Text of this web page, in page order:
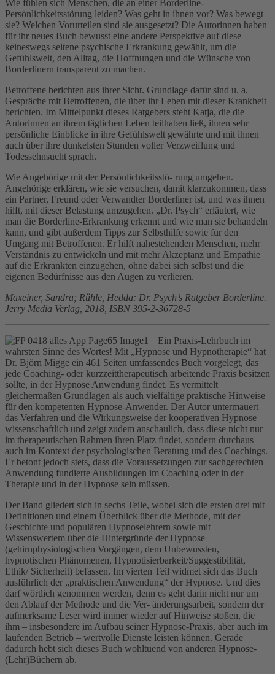
Wie fühlen sich Menschen, die an einer Borderline-
Persönlichkeitsstörung leiden? Was geht in ihnen vor? Was bewegt
sie? Welchen Vorurteilen sind sie ausgesetzt? Die Autorinnen haben
für ihr neues Buch bewusst eine andere Perspektive auf diese
keineswegs seltene psychische Erkrankung gewählt, um die
Gefühlswelt, den Alltag, die Hoffnungen und die Wünsche von
Borderlinern transparent zu machen.
Betroffene berichten aus ihrer Sicht. Grundlage dafür sind u. a.
Gespräche mit Betroffenen, die über ihr Leben mit dieser Krankheit
berichten. Im Mittelpunkt dieses Ratgebers steht Katja, die die
Autorinnen an ihrem täglichen Leben teilhaben ließ, ihnen sehr
persönliche Einblicke in ihre Gefühlswelt gewährte und mit ihnen
auch über ihre dunkelsten Stunden voller Verzweiflung und
Todessehnsucht sprach.
Wie Angehörige mit der Persönlichkeitsstö- rung umgehen.
Angehörige erklären, wie sie versuchen, damit klarzukommen, dass
ein Partner, Freund oder Verwandter Borderliner ist, und was ihnen
hilft, mit dieser Belastung umzugehen. „Dr. Psych“ erläutert, wie
man die Borderline-Erkrankung erkennt und wie man sie behandeln
kann, und gibt außerdem Tipps zur Selbsthilfe sowie für den
Umgang mit Betroffenen. Er hilft nahestehenden Menschen, mehr
Verständnis zu entwickeln und mit mehr Akzeptanz und Empathie
auf die Erkrankten einzugehen, ohne dabei sich selbst und die
eigenen Bedürfnisse aus den Augen zu verlieren.
Maxeiner, Sandra; Rühle, Hedda: Dr. Psych’s Ratgeber Borderline.
Jerry Media Verlag, 2018, ISBN 395-2-36728-5
Ein Praxis-Lehrbuch im
wahrsten Sinne des Wortes! Mit „Hypnose und Hypnotherapie“ hat
Dr. Björn Migge ein 461 Seiten umfassendes Buch vorgelegt, das
jede Coaching- oder kurzzeittherapeutisch arbeitende Praxis besitzen
sollte, in der Hypnose Anwendung findet. Es vermittelt
gleichermaßen Grundlagen als auch vielfältige praktische Hinweise
für den kompetenten Hypnose-Anwender. Der Autor untermauert
das Verfahren und die Wirkungsweise der kooperativen Hypnose
wissenschaftlich und zeigt zudem anschaulich, dass diese nicht nur
im therapeutischen Rahmen ihren Platz findet, sondern durchaus
auch im Kontext der psychologischen Beratung und des Coachings.
Er betont jedoch stets, dass die Voraussetzungen zur sachgerechten
Anwendung fundierte Ausbildungen im Coaching oder in der
Therapie und in der Hypnose sein müssen.
Der Band gliedert sich in sechs Teile, wobei sich die ersten drei mit
Definitionen und einem Überblick über die Methode, mit der
Geschichte und populären Hypnoselehrern sowie mit
Wissenswertem über die Hintergründe der Hypnose
(gehirnphysiologischen Vorgängen, dem Unbewussten,
hypnotischen Phänomenen, Hypnotisierbarkeit/Suggestibilität,
Ethik/ Sicherheit) befassen. Im vierten Teil widmet sich das Buch
ausführlich der „praktischen Anwendung“ der Hypnose. Und dies
darf wörtlich genommen werden, denn es geht darin nicht nur um
den Ablauf der Methode und die Ver- änderungsarbeit, sondern der
aufmerksame Leser wird immer wieder auf Hinweise stoßen, die
ihm – insbesondere im Aufbau seiner Hypnose-Praxis, aber auch im
laufenden Betrieb – wertvolle Dienste leisten können. Gerade
dadurch hebt sich dieses Buch wohltuend von anderen Hypnose-
(Lehr)Büchern ab.